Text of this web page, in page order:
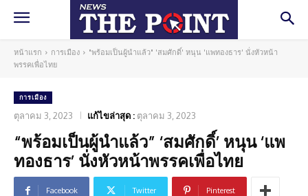
หน้าแรก การเมือง
"พร้อมเป็นผู้นำแล้ว" 'สมศักดิ์' หนุน 'แพทองธาร' นั่งหัวหน้า
พรรคเพื่อไทย
การเมือง
ตุลาคม 3, 2023 แก้ไขล่าสุด : ตุลาคม 3, 2023
“พร้อมเป็นผู้นำแล้ว” ‘สมศักดิ์’ หนุน ‘แพ
ทองธาร’ นั่งหัวหน้าพรรคเพื่อไทย
Facebook Twitter Pinterest